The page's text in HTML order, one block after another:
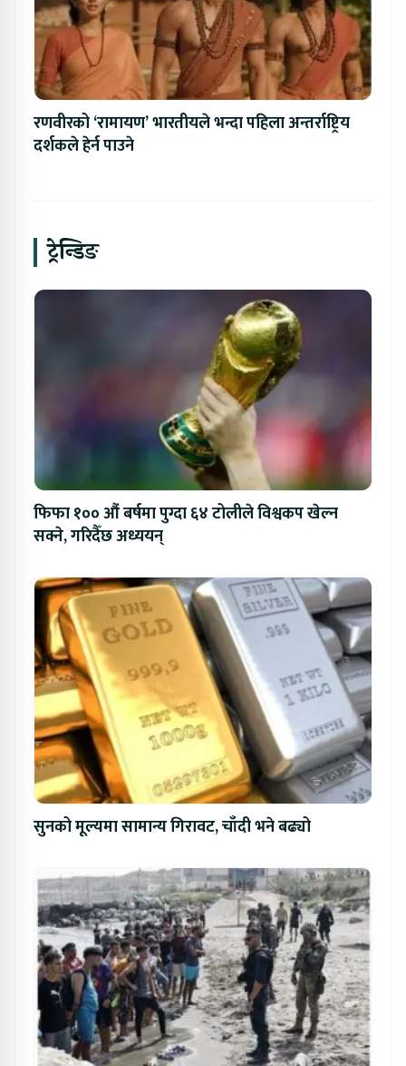
रणवीरको ‘रामायण’ भारतीयले भन्दा पहिला अन्तर्राष्ट्रिय
दर्शकले हेर्न पाउने
ट्रेन्डिङ
फिफा १०० औं बर्षमा पुग्दा ६४ टोलीले विश्वकप खेल्न
सक्ने, गरिदैँछ अध्ययन्
सुनको मूल्यमा सामान्य गिरावट, चाँदी भने बढ्यो